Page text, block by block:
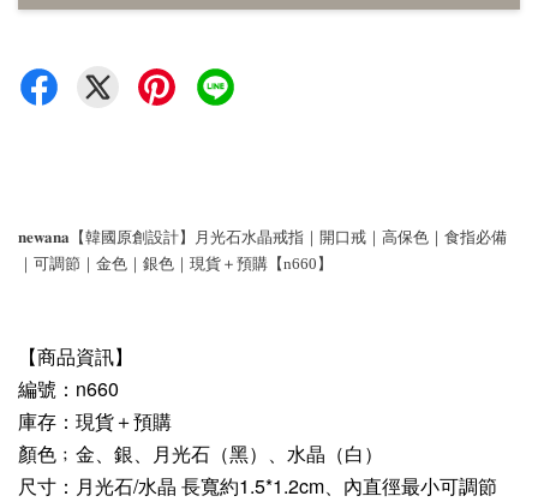
𝐧𝐞𝐰𝐚𝐧𝐚【韓國原創設計】月光石水晶戒指｜開口戒｜高保色｜食指必備
｜可調節｜金色｜銀色｜現貨＋預購【n660】
【商品資訊】
編號：n660
庫存：現貨＋預購
顏色﹔金、銀、月光石（黑）、水晶（白）
尺寸：月光石/水晶 長寬約1.5*1.2cm、內直徑最小可調節